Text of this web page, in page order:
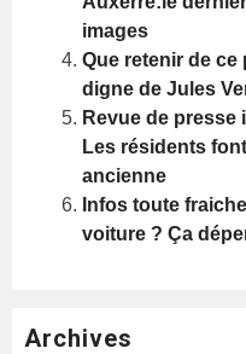
images
Que retenir de ce
digne de Jules
Revue de presse
Les résidents
ancienne
Infos toute
voiture ? Ça
Archives